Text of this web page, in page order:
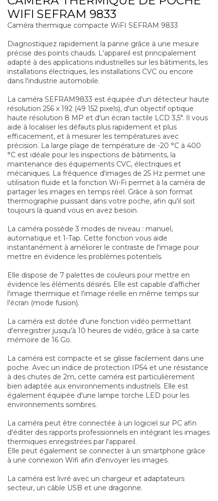
WIFI SEFRAM 9833
Caméra thermique compacte WiFI SEFRAM 9833
Diagnostiquez rapidement la panne grâce à une mesure
précise des points chauds. L'appareil est principalement
adapté à des applications industrielles sur les bâtiments, les
installations électriques, les installations CVC ou encore
dans l'industrie automobile.
La caméra SEFRAM9833 est équipée d'un détecteur haute
résolution 256 x 192 (49 152 pixels), d'un objectif optique
haute résolution 8 MP et d'un écran tactile LCD 3,5". Il vous
aide à localiser les défauts plus rapidement et plus
efficacement, et à mesurer les températures avec
précision. La large plage de température de -20 °C à 400
°C est idéale pour les inspections de bâtiments, la
maintenance des équipements CVC, électriques et
mécaniques. La fréquence d'images de 25 Hz permet une
utilisation fluide et la fonction Wi-Fi permet à la caméra de
partager les images en temps réel. Grâce à son format
thermographie puissant dans votre poche, afin qu'il soit
toujours là quand vous en avez besoin.
La caméra possède 3 modes de niveau : manuel,
automatique et 1-Tap. Cette fonction vous aide
instantanément à améliorer le contraste de l'image pour
mettre en évidence les problèmes potentiels.
Elle dispose de 7 palettes de couleurs pour mettre en
évidence les éléments désirés. Elle est capable d'afficher
l'image thermique et l'image réelle en même temps sur
l'écran (mode fusion).
La caméra est dotée d'une fonction vidéo permettant
d'enregistrer jusqu'à 10 heures de vidéo, grâce à sa carte
mémoire de 16 Go.
La caméra est compacte et se glisse facilement dans une
poche. Avec un indice de protection IP54 et une résistance
à des chutes de 2m, cette caméra est particulièrement
bien adaptée aux environnements industriels. Elle est
également équipée d'une lampe torche LED pour les
environnements sombres.
La caméra peut être connectée à un logiciel sur PC afin
d'éditer des rapports professionnels en intégrant les images
thermiques enregistrées par l'appareil.
Elle peut également se connecter à un smartphone grâce
à une connexion Wifi afin d'envoyer les images.
La caméra est livré avec un chargeur et adaptateurs
secteur, un câble USB et une dragonne.